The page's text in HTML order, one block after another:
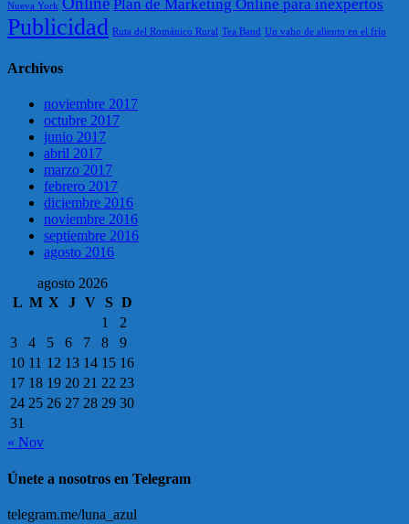
Nueva York Plan de Marketing Online para inexpertos
Publicidad Ruta del Románico Rural Tea Band Un vaho de aliento en el frío
Archivos
noviembre 2017
octubre 2017
junio 2017
abril 2017
marzo 2017
febrero 2017
diciembre 2016
noviembre 2016
septiembre 2016
agosto 2016
agosto 2026
L M X J V S D
1
2
3
4 5 6 7 8
9
10 11 12 13 14 15 16
17 18 19 20 21 22 23
24 25 26 27 28 29 30
31
« Nov
Únete a nosotros en Telegram
telegram.me/luna_azul